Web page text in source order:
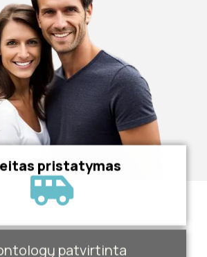
pristatymas
patvirtinta